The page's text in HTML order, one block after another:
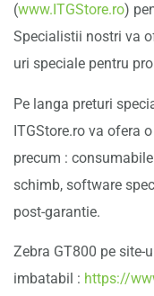
(www.ITGStore.ro)
Specialistii nostri va
uri speciale pentru
Pe langa preturi
ITGStore.ro va ofera
precum :
schimb, software
post-garantie.
Zebra GT800 pe site-
imbatabil : https://